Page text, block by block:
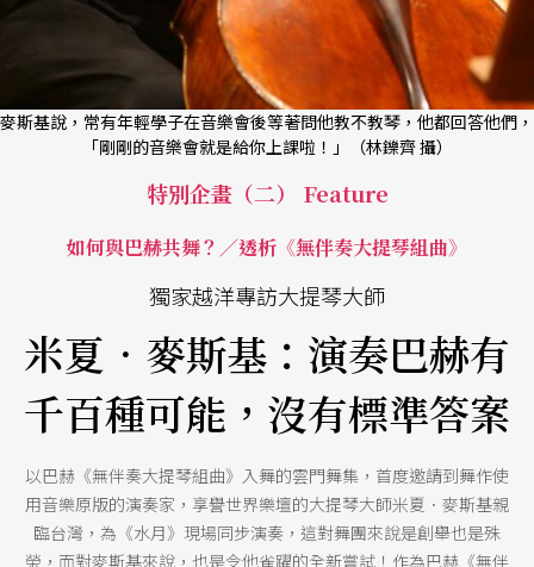
麥斯基說，常有年輕學子在音樂會後等著問他教不教琴，他都回答他們，
「剛剛的音樂會就是給你上課啦！」（林鑠齊 攝）
特別企畫（二） Feature
如何與巴赫共舞？／透析《無伴奏大提琴組曲》
獨家越洋專訪大提琴大師
米夏．麥斯基：演奏巴赫有
千百種可能，沒有標準答案
以巴赫《無伴奏大提琴組曲》入舞的雲門舞集，首度邀請到舞作使
用音樂原版的演奏家，享譽世界樂壇的大提琴大師米夏．麥斯基親
臨台灣，為《水月》現場同步演奏，這對舞團來說是創舉也是殊
榮，而對麥斯基來說，也是令他雀躍的全新嘗試！作為巴赫《無伴